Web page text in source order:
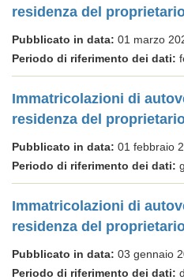
residenza del
Pubblicato in data: 01 marzo
Periodo di riferimento dei dati:
Immatricolazioni di
residenza del
Pubblicato in data: 01 febbraio
Periodo di riferimento dei dati:
Immatricolazioni di
residenza del
Pubblicato in data: 03 gennaio
Periodo di riferimento dei dati: